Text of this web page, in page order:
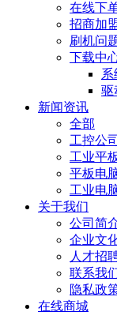
在线下
招商加
刷机问
下载中
系
驱
新闻资讯
全部
工控公
工业平
平板电
工业电
关于我们
公司简
企业文
人才招
联系我
隐私政
在线商城